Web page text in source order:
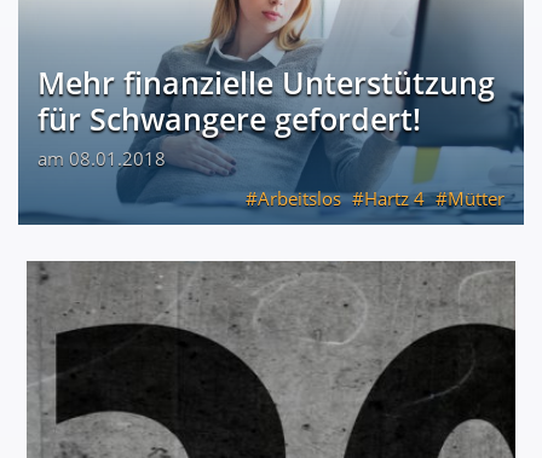
Mehr finanzielle Unterstützung
für Schwangere gefordert!
am 08.01.2018
Arbeitslos
Hartz 4 Mütter